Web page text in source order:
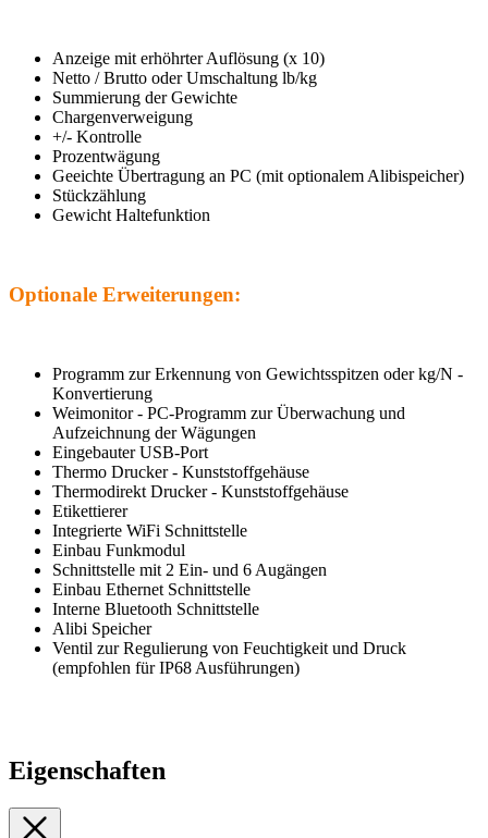
Anzeige mit erhöhrter Auflösung (x 10)
Netto / Brutto oder Umschaltung lb/kg
Summierung der Gewichte
Chargenverweigung
+/- Kontrolle
Prozentwägung
Geeichte Übertragung an PC (mit optionalem Alibispeicher)
Stückzählung
Gewicht Haltefunktion
Optionale Erweiterungen:
Programm zur Erkennung von Gewichtsspitzen oder kg/N -
Konvertierung
Weimonitor - PC-Programm zur Überwachung und
Aufzeichnung der Wägungen
Eingebauter USB-Port
Thermo Drucker - Kunststoffgehäuse
Thermodirekt Drucker - Kunststoffgehäuse
Etikettierer
Integrierte WiFi Schnittstelle
Einbau Funkmodul
Schnittstelle mit 2 Ein- und 6 Augängen
Einbau Ethernet Schnittstelle
Interne Bluetooth Schnittstelle
Alibi Speicher
Ventil zur Regulierung von Feuchtigkeit und Druck
(empfohlen für IP68 Ausführungen)
Eigenschaften